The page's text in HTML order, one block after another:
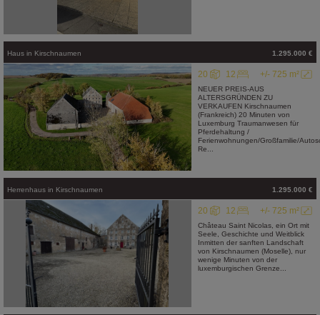
Haus in Kirschnaumen 1.295.000 €
+/- 725 m²
20 12
NEUER PREIS-AUS
ALTERSGRÜNDEN ZU
VERKAUFEN Kirschnaumen
(Frankreich) 20 Minuten von
Luxemburg Traumanwesen für
Pferdehaltung /
Ferienwohnungen/Großfamilie/
Re...
Herrenhaus in Kirschnaumen 1.295.000 €
+/- 725 m²
20 12
Château Saint Nicolas, ein Ort mit
Seele, Geschichte und Weitblick
Inmitten der sanften Landschaft
von Kirschnaumen (Moselle), nur
wenige Minuten von der
luxemburgischen Grenze...